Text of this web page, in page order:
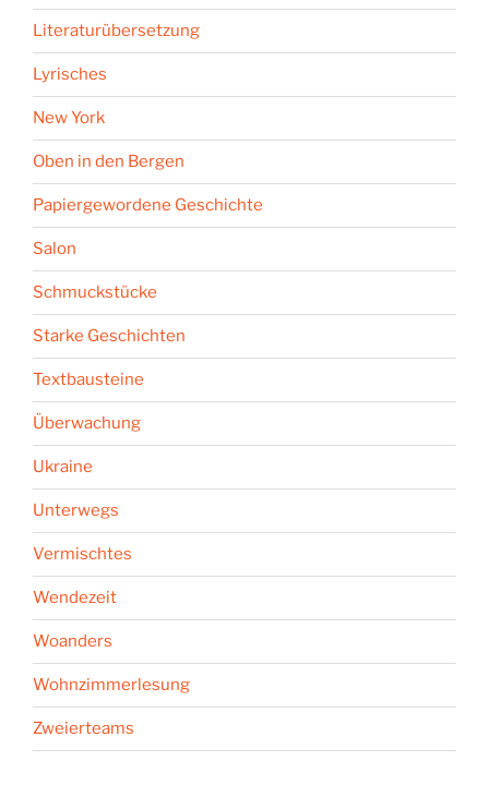
Literaturübersetzung
Lyrisches
New York
Oben in den Bergen
Papiergewordene Geschichte
Salon
Schmuckstücke
Starke Geschichten
Textbausteine
Überwachung
Ukraine
Unterwegs
Vermischtes
Wendezeit
Woanders
Wohnzimmerlesung
Zweierteams